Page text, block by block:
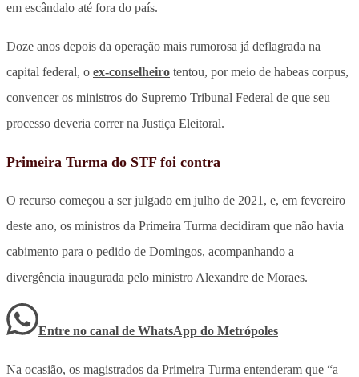
em escândalo até fora do país.
Doze anos depois da operação mais rumorosa já deflagrada na
capital federal, o ex-conselheiro tentou, por meio de habeas corpus,
convencer os ministros do Supremo Tribunal Federal de que seu
processo deveria correr na Justiça Eleitoral.
Primeira Turma do STF foi contra
O recurso começou a ser julgado em julho de 2021, e, em fevereiro
deste ano, os ministros da Primeira Turma decidiram que não havia
cabimento para o pedido de Domingos, acompanhando a
divergência inaugurada pelo ministro Alexandre de Moraes.
Entre no canal de WhatsApp do Metrópoles
Na ocasião, os magistrados da Primeira Turma entenderam que “a